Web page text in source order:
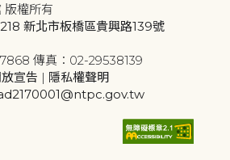
版權所有
新北市板橋區貴興路139號
傳真：02-29538139
宣告 | 隱私權聲明